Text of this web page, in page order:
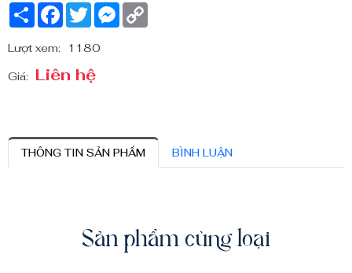
ShareFacebook
TwitterMessenger
Lượt xem:
1180
Giá:
Liên hệ
THÔNG TIN SẢN PHẨM BÌNH LUẬN
Sản phẩm cùng loại